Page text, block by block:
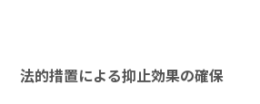
法的措置による抑止効果の確保